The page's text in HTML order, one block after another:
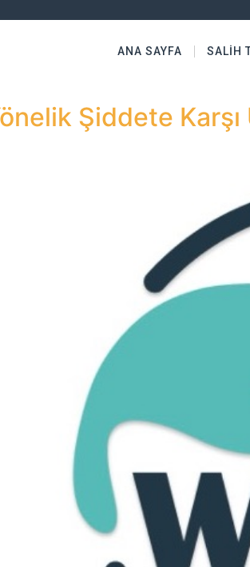
ANA SAYFA SALİH
Şiddete